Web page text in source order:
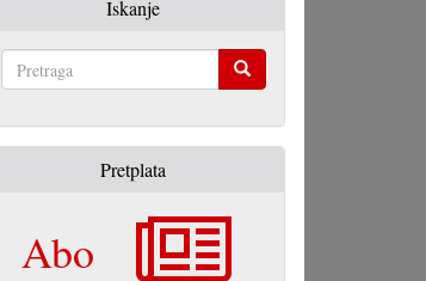
Iskanje
Pretplata
Abo